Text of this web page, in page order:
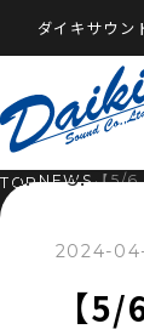
ダイキサウン
TOPNEWS【5/6
2024-
【